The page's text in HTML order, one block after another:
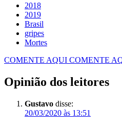
2018
2019
Brasil
gripes
Mortes
COMENTE AQUI COMENTE
Opinião dos leitores
Gustavo disse:
20/03/2020 às 13:51